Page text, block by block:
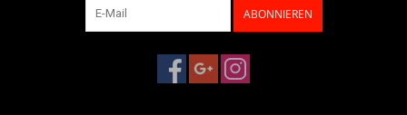
ABONNIEREN